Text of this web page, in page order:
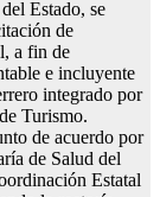
Estado, se
de
a fin de
e incluyente
integrado por
Turismo.
de acuerdo por
de Salud del
Estatal